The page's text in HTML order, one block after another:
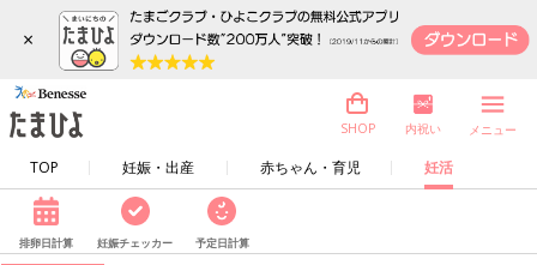
×
TOP 妊娠・出産 赤ちゃん・育児 妊活
SHOP 内祝い メニュー
排卵日計算 妊娠チェッカー 予定日計算